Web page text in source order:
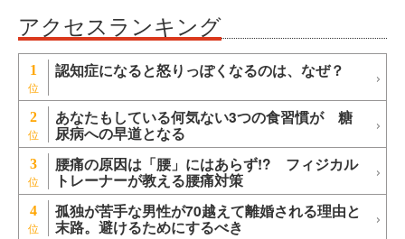
アクセスランキング
1 認知症になると怒りっぽくなるのは、なぜ？
2 あなたもしている何気ない3つの食習慣が 糖
尿病への早道となる
3 腰痛の原因は「腰」にはあらず!? フィジカル
トレーナーが教える腰痛対策
4 孤独が苦手な男性が70越えて離婚される理由と
末路。避けるためにするべき